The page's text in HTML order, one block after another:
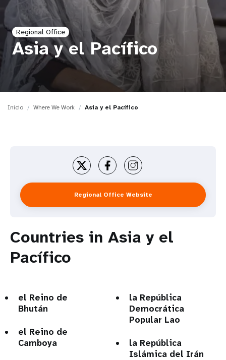
t
o
Regional Office
Asia y el Pacífico
Inicio Where We Work Asia y el Pacífico
Regional Office Website
Countries in Asia y el
Pacífico
el Reino de
Bhután
el Reino de
Camboya
la República
Democrática
Popular Lao
la República
Islámica del Irán